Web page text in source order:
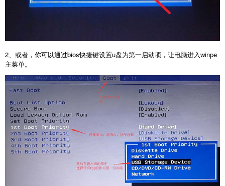
2、或者，你可以通过bios快捷键设置u盘为第一启动项，让电脑进入winpe
主菜单。